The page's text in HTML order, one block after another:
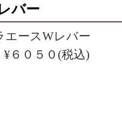
バー
ースWレバー
６０５０(税込)